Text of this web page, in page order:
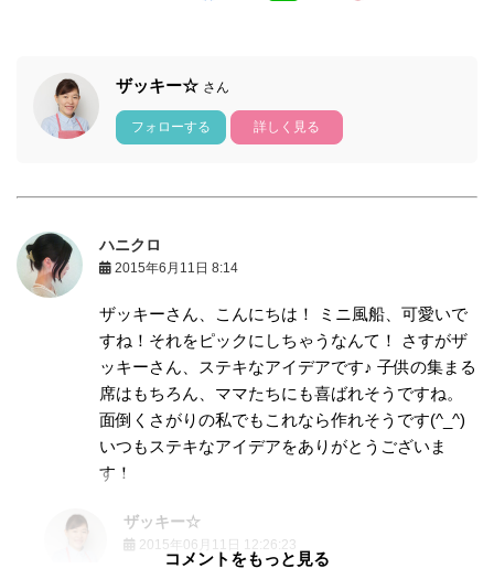
ザッキー☆ さん
フォローする 詳しく見る
ハニクロ
2015年6月11日 8:14
ザッキーさん、こんにちは！ ミニ風船、可愛いで
すね！それをピックにしちゃうなんて！ さすがザ
ッキーさん、ステキなアイデアです♪ 子供の集まる
席はもちろん、ママたちにも喜ばれそうですね。
面倒くさがりの私でもこれなら作れそうです(^_^)
いつもステキなアイデアをありがとうございま
す！
ザッキー☆
2015年06月11日 12:26:23
コメントをもっと見る